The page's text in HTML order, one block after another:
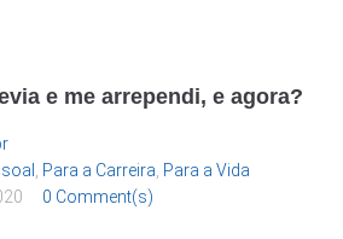
e me arrependi, e agora?
, Para a Carreira, Para a Vida
0 Comment(s)